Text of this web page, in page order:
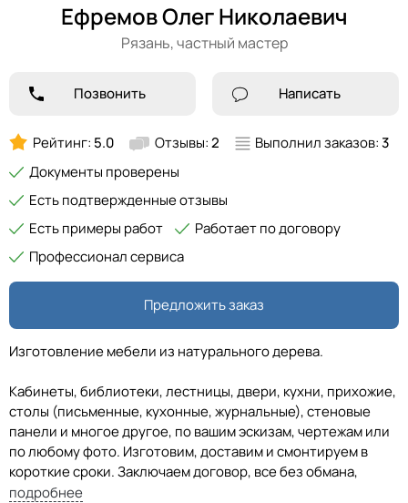
Ефремов Олег Николаевич
Рязань,частный мастер
Позвонить Написать
Рейтинг: 5.0 Отзывы:2 Выполнил заказов:3
Документы проверены
Есть подтвержденные отзывы
Есть примеры работ
Работает по договору
Профессионал сервиса
Предложить заказ
Изготовление мебели из натурального дерева.
Кабинеты, библиотеки, лестницы, двери, кухни, прихожие,
столы (письменные, кухонные, журнальные), стеновые
панели и многое другое, по вашим эскизам, чертежам или
по любому фото. Изготовим, доставим и смонтируем в
короткие сроки. Заключаем договор, все без обмана,
возможен фото отчет по проделанной работе.
подробнее